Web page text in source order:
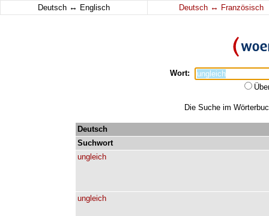
Deutsch ↔ Englisch Deutsch ↔ Französisch
Wort:
Die Suche im
Deutsch
Suchwort
ungleich
ungleich